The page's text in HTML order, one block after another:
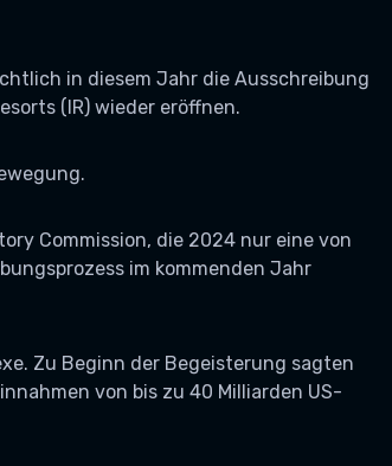
in diesem Jahr die Ausschreibung
(IR) wieder eröffnen.
Commission, die 2024 nur eine von
im kommenden Jahr
Zu Beginn der Begeisterung sagten
von bis zu 40 Milliarden US-